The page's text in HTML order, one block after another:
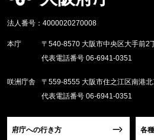
法人番号：4000020270008
本庁
〒540-8570 大阪市中央区大手前2
代表電話番号 06-6941-0351
咲洲庁舎
〒559-8555 大阪市住之江区南港
代表電話番号 06-6941-0351
府庁への行き方 各